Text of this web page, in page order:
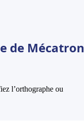
l’orthographe ou